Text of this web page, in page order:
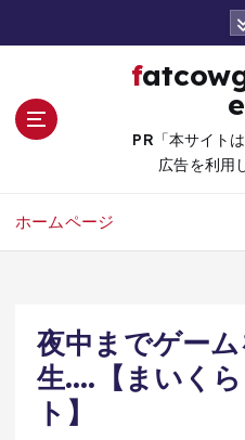
fatcowgames.n
PR「本サイト
広告を利用
ホームページ
夜中までゲー
生….【まいく
ト】